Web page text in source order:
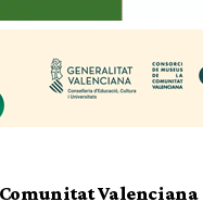
Comunitat Valenciana